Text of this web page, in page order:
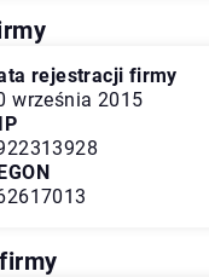
rejestracji firmy
września 2015